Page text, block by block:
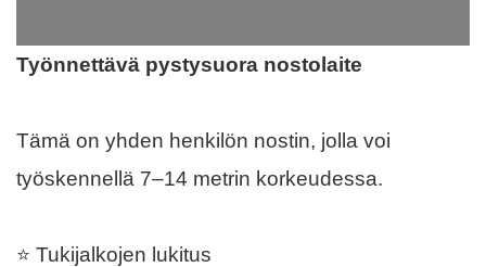
Työnnettävä pystysuora nostolaite
Tämä on yhden henkilön nostin, jolla voi
työskennellä 7–14 metrin korkeudessa.
⭐ Tukijalkojen lukitus